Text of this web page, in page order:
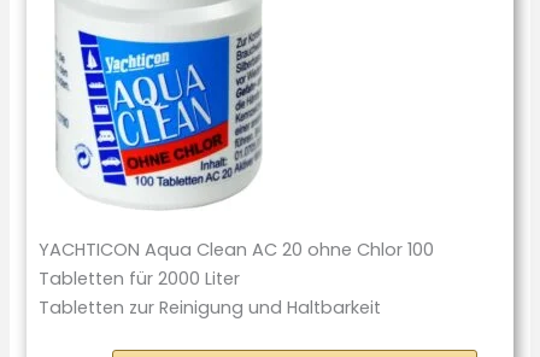
YACHTICON Aqua Clean AC 20 ohne Chlor 100
Tabletten für 2000 Liter
Tabletten zur Reinigung und Haltbarkeit